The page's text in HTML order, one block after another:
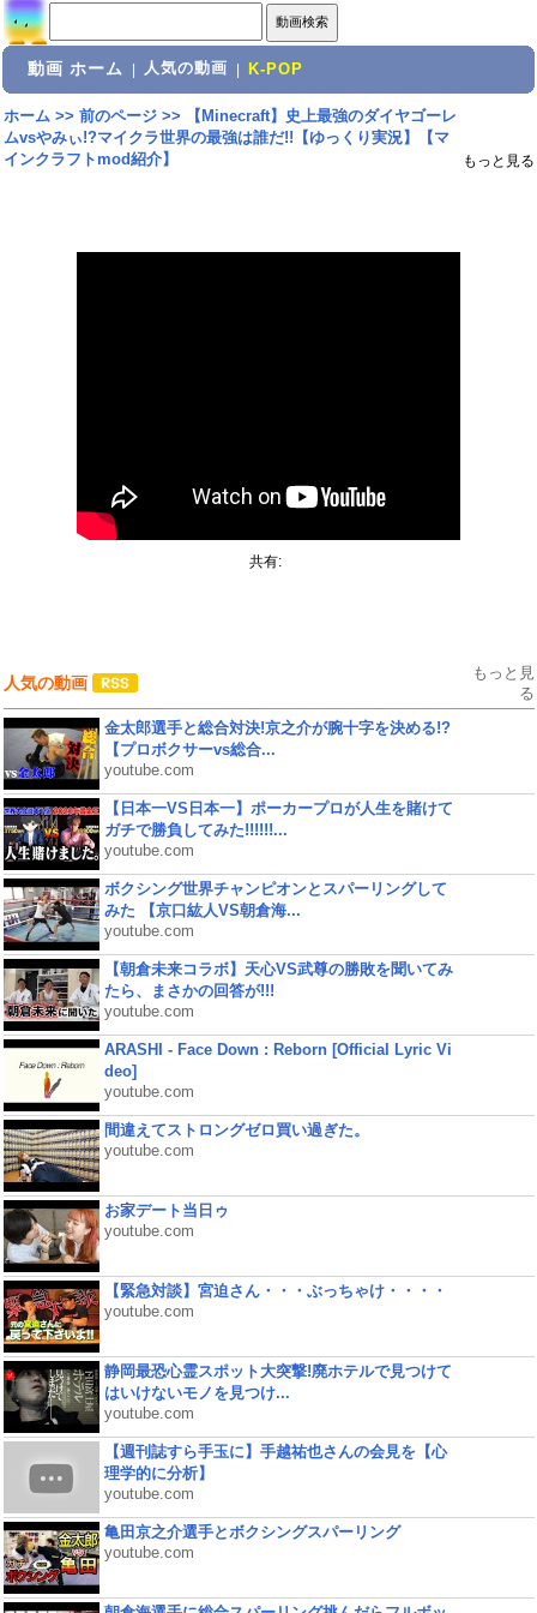
動画 ホーム 人気の動画 K-POP
ホーム>> 前のページ>>
【Minecraft】史上最強のダイヤゴーレ
ムvsやみぃ!?マイクラ世界の最強は誰だ!!【ゆっくり実況】【マ
インクラフトmod紹介】
もっと見る
共有:
人気の動画
もっと見
る
金太郎選手と総合対決!京之介が腕十字を決める!?
【プロボクサーvs総合...
youtube.com
【日本一VS日本一】ポーカープロが人生を賭けて
ガチで勝負してみた!!!!!!...
youtube.com
ボクシング世界チャンピオンとスパーリングして
みた 【京口紘人VS朝倉海...
youtube.com
【朝倉未来コラボ】天心VS武尊の勝敗を聞いてみ
たら、まさかの回答が!!!
youtube.com
ARASHI - Face Down : Reborn [Official Lyric Vi
deo]
youtube.com
間違えてストロングゼロ買い過ぎた。
youtube.com
お家デート当日ゥ
youtube.com
【緊急対談】宮迫さん・・・ぶっちゃけ・・・・
youtube.com
静岡最恐心霊スポット大突撃!廃ホテルで見つけて
はいけないモノを見つけ...
youtube.com
【週刊誌すら手玉に】手越祐也さんの会見を【心
理学的に分析】
youtube.com
亀田京之介選手とボクシングスパーリング
youtube.com